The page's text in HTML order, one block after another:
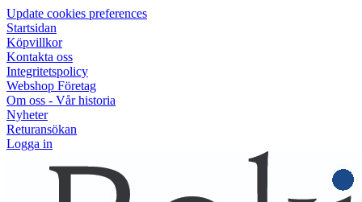
Update cookies preferences
Startsidan
Köpvillkor
Kontakta oss
Integritetspolicy
Webshop Företag
Om oss - Vår historia
Nyheter
Returansökan
Logga in